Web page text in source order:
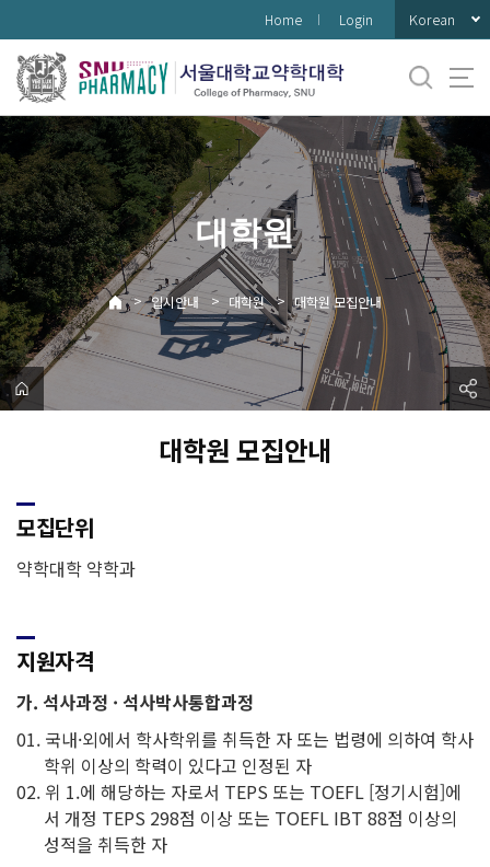
로
메
뉴
Home Login Korean
대학원
> 입시안내 > 대학원 > 대학원 모집안내
대학원 모집안내
모집단위
약학대학 약학과
지원자격
가. 석사과정 · 석사박사통합과정
국내·외에서 학사학위를 취득한 자 또는 법령에 의하여 학사
학위 이상의 학력이 있다고 인정된 자
위 1.에 해당하는 자로서 TEPS 또는 TOEFL [정기시험]에
서 개정 TEPS 298점 이상 또는 TOEFL IBT 88점 이상의
성적을 취득한 자